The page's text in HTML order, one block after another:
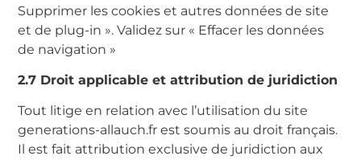
Supprimer les cookies et autres données de site
et de plug-in ». Validez sur « Effacer les données
de navigation »
2.7 Droit applicable et attribution de juridiction
Tout litige en relation avec l’utilisation du site
generations-allauch.fr est soumis au droit français.
Il est fait attribution exclusive de juridiction aux